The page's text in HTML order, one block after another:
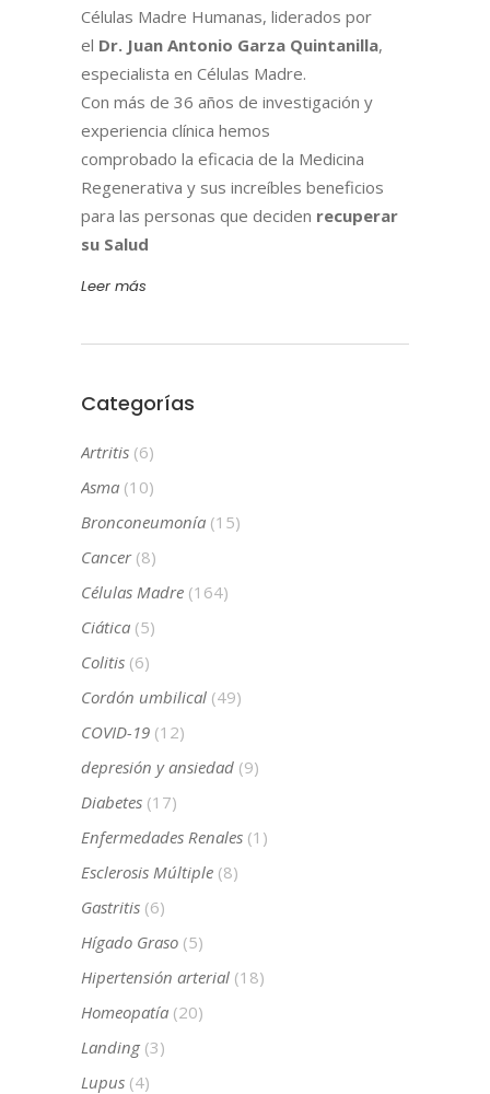
Células Madre Humanas, liderados por
el Dr. Juan Antonio Garza Quintanilla,
especialista en Células Madre.
Con más de 36 años de investigación y
experiencia clínica hemos
comprobado la eficacia de la Medicina
Regenerativa y sus increíbles beneficios
para las personas que deciden recuperar
su Salud
Leer más
Categorías
Artritis (6)
Asma (10)
Bronconeumonía (15)
Cancer(8)
Células Madre (164)
Ciática (5)
Colitis (6)
Cordón umbilical (49)
COVID-19 (12)
depresión y ansiedad (9)
Diabetes (17)
Enfermedades Renales (1)
Esclerosis Múltiple (8)
Gastritis (6)
Hígado Graso (5)
Hipertensión arterial (18)
Homeopatía (20)
Landing (3)
Lupus (4)